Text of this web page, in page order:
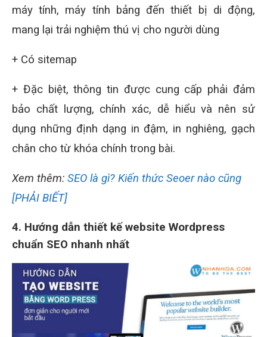
máy tính, máy tính bảng đến thiết bị di động,
mang lại trải nghiệm thú vị cho người dùng
+ Có sitemap
+ Đặc biệt, thông tin được cung cấp phải đảm
bảo chất lượng, chính xác, dễ hiểu và nên sử
dụng những định dạng in đậm, in nghiêng, gạch
chân cho từ khóa chính trong bài.
Xem thêm: SEO là gì? Kiến thức Seoer nào cũng
[PHẢI BIẾT]
4. Hướng dẫn thiết kế website Wordpress
chuẩn SEO nhanh nhất